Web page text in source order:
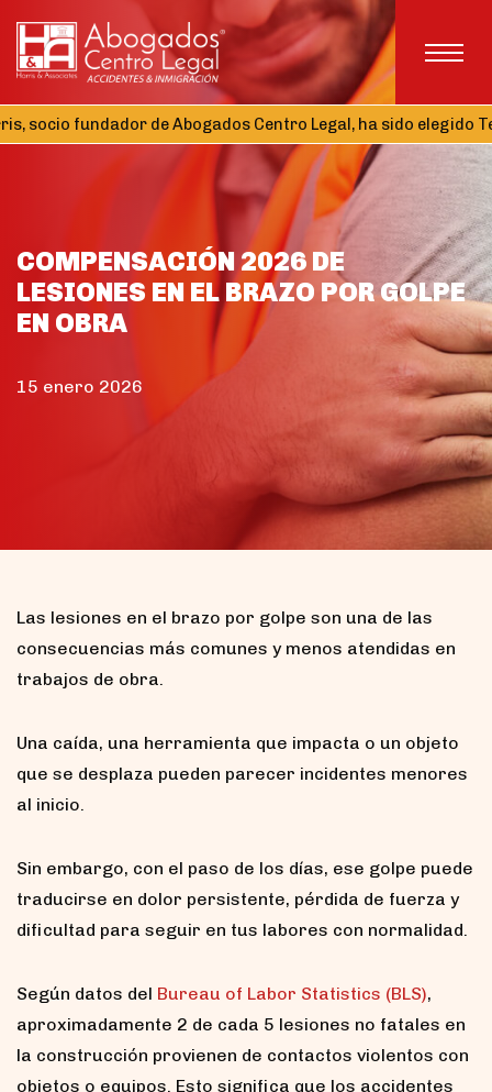
fundador de Abogados Centro Legal, ha sido elegido
COMPENSACIÓN 2026 DE
LESIONES EN EL BRAZO POR GOLPE
EN OBRA
15 enero 2026
Las lesiones en el brazo por golpe son una de las
consecuencias más comunes y menos atendidas en
trabajos de obra.
Una caída, una herramienta que impacta o un objeto
que se desplaza pueden parecer incidentes menores
al inicio.
Sin embargo, con el paso de los días, ese golpe puede
traducirse en dolor persistente, pérdida de fuerza y
dificultad para seguir en tus labores con normalidad.
Según datos del Bureau of Labor Statistics (BLS),
aproximadamente 2 de cada 5 lesiones no fatales en
la construcción provienen de contactos violentos con
objetos o equipos. Esto significa que los accidentes